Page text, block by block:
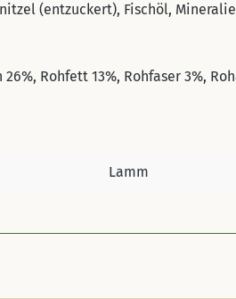
(entzuckert), Fischöl,
Rohfett 13%, Rohfaser 3%,
Lamm